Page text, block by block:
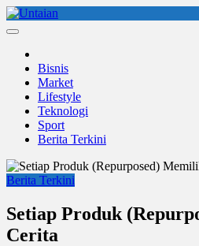
Skip
to
Bisnis
Market
Lifestyle
Teknologi
Sport
Berita Terkini
Berita Terkini
Setiap Produk
Cerita